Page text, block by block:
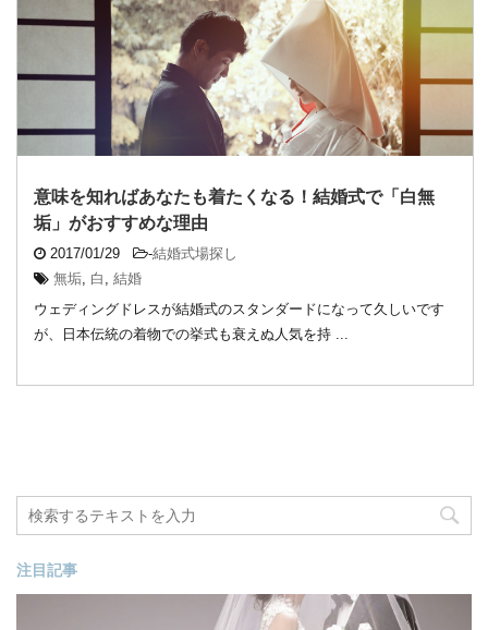
意味を知ればあなたも着たくなる！結婚式で「白無
垢」がおすすめな理由
2017/01/29 -結婚式場探し
無垢 白
結婚
ウェディングドレスが結婚式のスタンダードになって久しいです
が、日本伝統の着物での挙式も衰えぬ人気を持 ...
注目記事